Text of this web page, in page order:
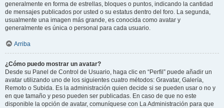
generalmente en forma de estrellas, bloques o puntos, indicando la cantidad
de mensajes publicados por usted o su estatus dentro del foro. La segunda,
usualmente una imagen más grande, es conocida como avatar y
generalmente es única o personal para cada usuario.
Arriba
¿Cómo puedo mostrar un avatar?
Desde su Panel de Control de Usuario, haga clic en “Perfil” puede añadir un
avatar utilizando uno de los siguientes cuatro métodos: Gravatar, Galería,
Remoto o Subida. Es la administración quien decide si se pueden usar o no y
en que tamaño y peso pueden ser publicadas. En caso de que no este
disponible la opción de avatar, comuníquese con La Administración para que